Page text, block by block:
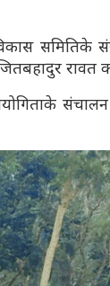
समितिके
रावत
संचालन